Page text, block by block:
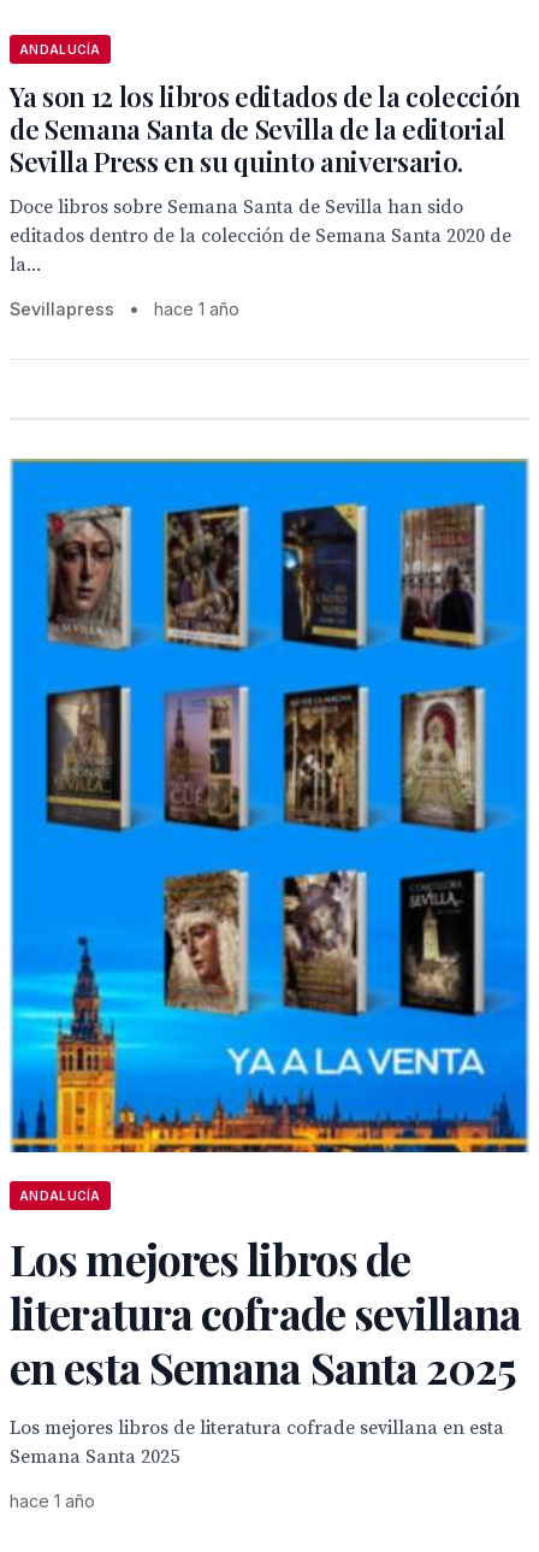
ANDALUCÍA
Ya son 12 los libros editados de la colección
de Semana Santa de Sevilla de la editorial
Sevilla Press en su quinto aniversario.
Doce libros sobre Semana Santa de Sevilla han sido
editados dentro de la colección de Semana Santa 2020 de
la...
Sevillapress • hace 1 año
ANDALUCÍA
Los mejores libros de
literatura cofrade sevillana
en esta Semana Santa 2025
Los mejores libros de literatura cofrade sevillana en esta
Semana Santa 2025
hace 1 año